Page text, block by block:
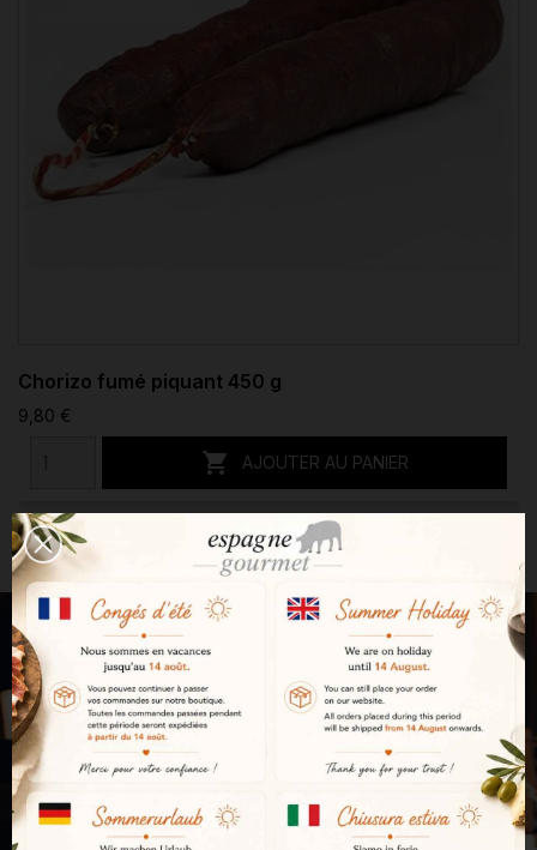
Chorizo fumé piquant 450 g
9,80 €
 AJOUTER AU PANIER
Nous devons vérifier votre age
Vous devez avoir plus de 18 ans pour
accéder à ce site. Si vous avez
moins de 18 ans vous devez quitter .
Oui, J'ai plus de 18 ans